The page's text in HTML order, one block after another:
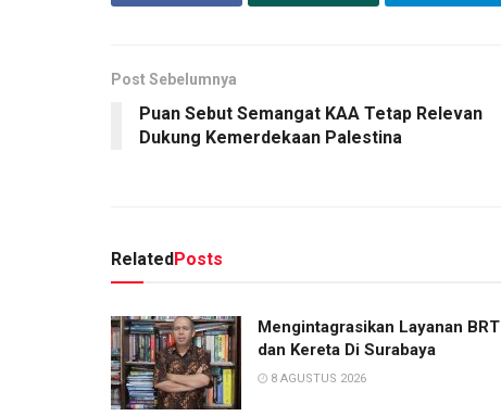
Post Sebelumnya
Puan Sebut Semangat KAA Tetap Relevan
Dukung Kemerdekaan Palestina
RelatedPosts
Mengintagrasikan Layanan BRT
dan Kereta Di Surabaya
8 AGUSTUS 2026